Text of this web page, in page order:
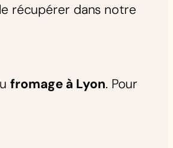
récupérer dans notre
fromage à Lyon. Pour